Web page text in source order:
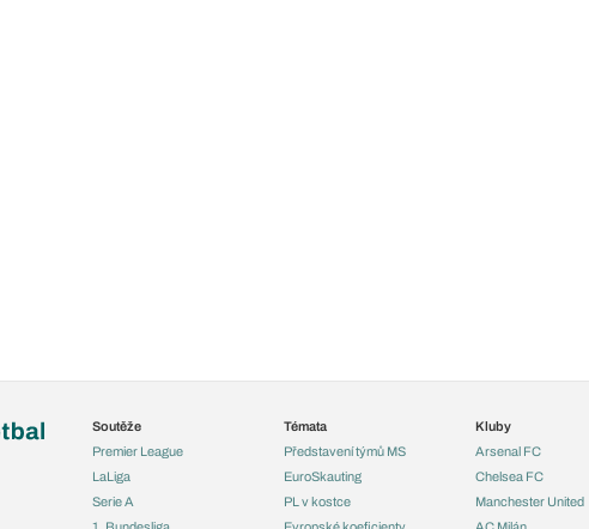
Soutěže
Premier League
LaLiga
Serie A
Témata
Představení týmů MS
EuroSkauting
PL v kostce
Kluby
Arsenal FC
Chelsea FC
Manchester United